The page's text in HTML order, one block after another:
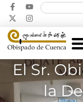
El Sr.
la